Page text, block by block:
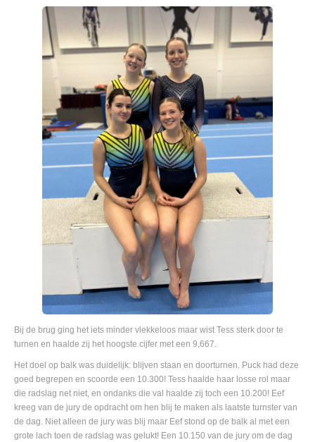
Bij de brug ging het iets minder vlekkeloos maar wist Tess sterk door te
turnen en haalde zij het hoogste cijfer met een 9,667.
Het doel op balk was duidelijk: blijven staan en doorturnen. Puck had deze
goed begrepen en scoorde een 10.300! Tess haalde haar losse rol maar
die radslag net niet, en ondanks die val haalde zij toch een 10.200! Eef
kreeg van de jury de opdracht om hen blij te maken als laatste turnster van
de dag. Niet alleen de jury was blij maar Eef stond op de balk al met een
grote lach toen de radslag was gelukt! Een 10.150 van de jury om de dag